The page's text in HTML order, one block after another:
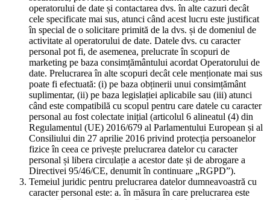
operatorului de date și contactarea dvs. în alte cazuri decât
cele specificate mai sus, atunci când acest lucru este justificat
în special de o solicitare primită de la dvs. și de domeniul de
activitate al operatorului de date. Datele dvs. cu caracter
personal pot fi, de asemenea, prelucrate în scopuri de
marketing pe baza consimțământului acordat Operatorului de
date. Prelucrarea în alte scopuri decât cele menționate mai sus
poate fi efectuată: (i) pe baza obținerii unui consimțământ
suplimentar, (ii) pe baza legislației aplicabile sau (iii) atunci
când este compatibilă cu scopul pentru care datele cu caracter
personal au fost colectate inițial (articolul 6 alineatul (4) din
Regulamentul (UE) 2016/679 al Parlamentului European și al
Consiliului din 27 aprilie 2016 privind protecția persoanelor
fizice în ceea ce privește prelucrarea datelor cu caracter
personal și libera circulație a acestor date și de abrogare a
Directivei 95/46/CE, denumit în continuare „RGPD”).
Temeiul juridic pentru prelucrarea datelor dumneavoastră cu
caracter personal este: a. în măsura în care prelucrarea este